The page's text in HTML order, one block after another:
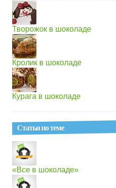
Творожок в шоколаде
Кролик в шоколаде
Курага в шоколаде
Статьи по теме
«Все в шоколаде»